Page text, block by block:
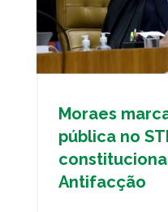
Moraes
pública no
Antifacção